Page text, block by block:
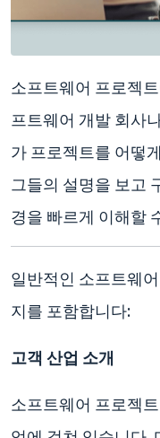
소프트웨어 프로젝
프트웨어 개발 회사
가 프로젝트를 어떻
그들의 설명을 보고
경을 빠르게 이해할
일반적인 소프트웨
지를 포함합니다:
고객 산업 소개
소프트웨어 프로젝